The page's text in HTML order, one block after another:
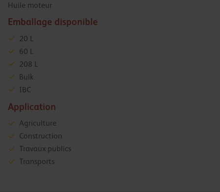
Huile moteur
Emballage disponible
20 L
60 L
208 L
Bulk
IBC
Application
Agriculture
Construction
Travaux publics
Transports